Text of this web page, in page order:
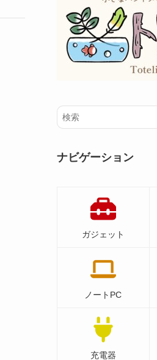
ナビゲーション
ガジェット
ノートPC
充電器